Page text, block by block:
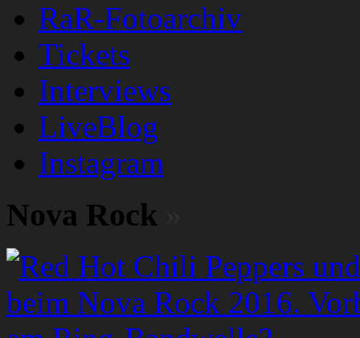
RaR-Fotoarchiv
Tickets
Interviews
LiveBlog
Instagram
Nova Rock